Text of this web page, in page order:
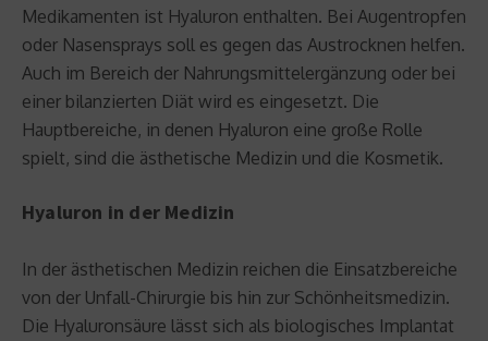
Medikamenten ist Hyaluron enthalten. Bei Augentropfen
oder Nasensprays soll es gegen das Austrocknen helfen.
Auch im Bereich der Nahrungsmittelergänzung oder bei
einer bilanzierten Diät wird es eingesetzt. Die
Hauptbereiche, in denen Hyaluron eine große Rolle
spielt, sind die ästhetische Medizin und die Kosmetik.
Hyaluron in der Medizin
In der ästhetischen Medizin reichen die Einsatzbereiche
von der Unfall-Chirurgie bis hin zur Schönheitsmedizin.
Die Hyaluronsäure lässt sich als biologisches Implantat